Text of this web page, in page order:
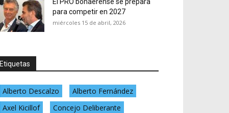
para competir en 2027
miércoles 15 de abril, 2026
Etiquetas
Alberto Descalzo
Alberto Fernández
Axel Kicillof
Concejo Deliberante